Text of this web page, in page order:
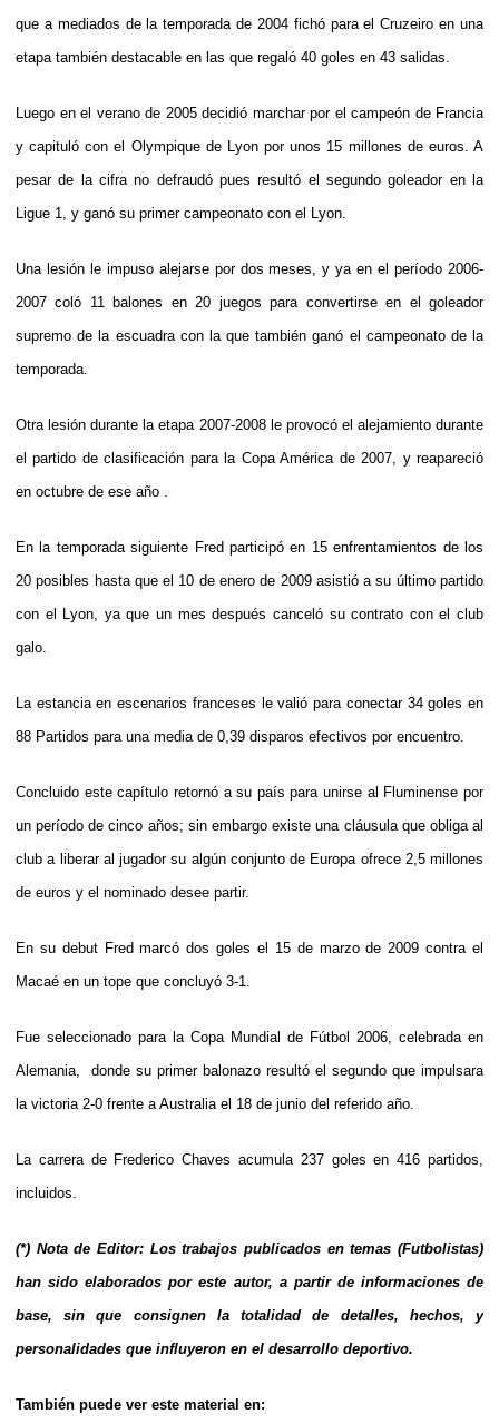
que a mediados de la temporada de 2004 fichó para el Cruzeiro en una
etapa también destacable en las que regaló 40 goles en 43 salidas.
Luego en el verano de 2005 decidió marchar por el campeón de Francia
y capituló con el Olympique de Lyon por unos 15 millones de euros. A
pesar de la cifra no defraudó pues resultó el segundo goleador en la
Ligue 1, y ganó su primer campeonato con el Lyon.
Una lesión le impuso alejarse por dos meses, y ya en el período 2006-
2007 coló 11 balones en 20 juegos para convertirse en el goleador
supremo de la escuadra con la que también ganó el campeonato de la
temporada.
Otra lesión durante la etapa 2007-2008 le provocó el alejamiento durante
el partido de clasificación para la Copa América de 2007, y reapareció
en octubre de ese año .
En la temporada siguiente Fred participó en 15 enfrentamientos de los
20 posibles hasta que el 10 de enero de 2009 asistió a su último partido
con el Lyon, ya que un mes después canceló su contrato con el club
galo.
La estancia en escenarios franceses le valió para conectar 34 goles en
88 Partidos para una media de 0,39 disparos efectivos por encuentro.
Concluido este capítulo retornó a su país para unirse al Fluminense por
un período de cinco años; sin embargo existe una cláusula que obliga al
club a liberar al jugador su algún conjunto de Europa ofrece 2,5 millones
de euros y el nominado desee partir.
En su debut Fred marcó dos goles el 15 de marzo de 2009 contra el
Macaé en un tope que concluyó 3-1.
Fue seleccionado para la Copa Mundial de Fútbol 2006, celebrada en
Alemania, donde su primer balonazo resultó el segundo que impulsara
la victoria 2-0 frente a Australia el 18 de junio del referido año.
La carrera de Frederico Chaves acumula 237 goles en 416 partidos,
incluidos.
(*) Nota de Editor: Los trabajos publicados en temas (Futbolistas)
han sido elaborados por este autor, a partir de informaciones de
base, sin que consignen la totalidad de detalles, hechos, y
personalidades que influyeron en el desarrollo deportivo.
También puede ver este material en: